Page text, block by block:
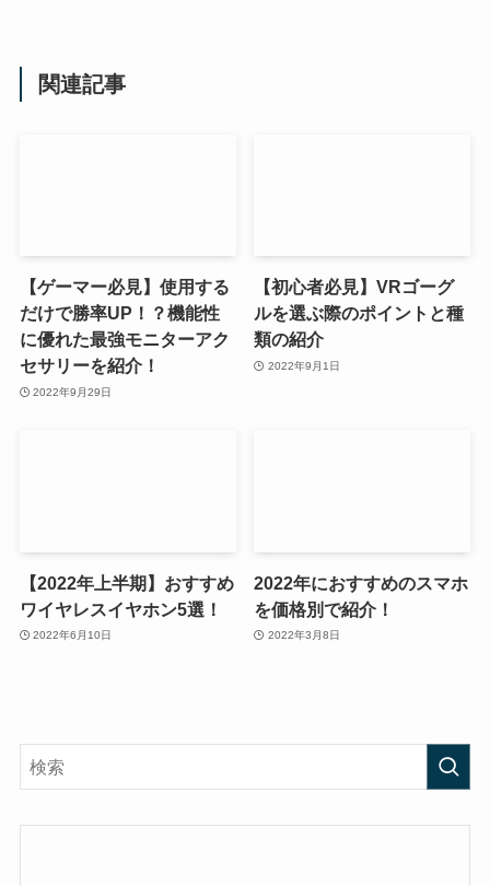
関連記事
【ゲーマー必見】使用する
だけで勝率UP！？機能性
に優れた最強モニターアク
セサリーを紹介！
2022年9月29日
【初心者必見】VRゴーグ
ルを選ぶ際のポイントと種
類の紹介
2022年9月1日
【2022年上半期】おすすめ
ワイヤレスイヤホン5選！
2022年6月10日
2022年におすすめのスマホ
を価格別で紹介！
2022年3月8日